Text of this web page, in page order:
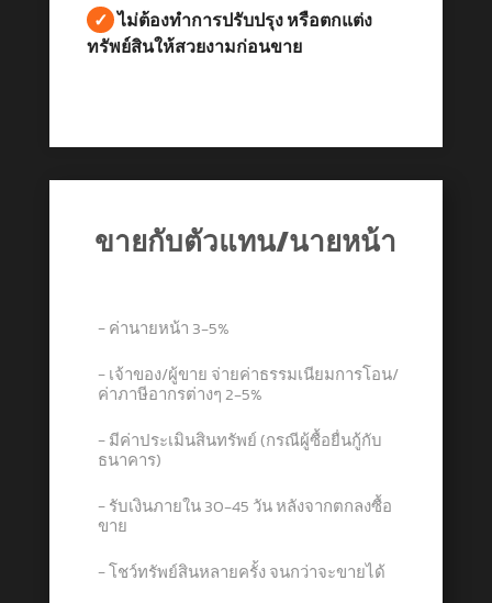
✓ ไม่ต้องทำการปรับปรุง หรือตกแต่ง
ทรัพย์สินให้สวยงามก่อนขาย
ขายกับตัวแทน/นายหน้า
− ค่านายหน้า 3-5%
− เจ้าของ/ผู้ขาย จ่ายค่าธรรมเนียมการโอน/
ค่าภาษีอากรต่างๆ 2-5%
− มีค่าประเมินสินทรัพย์ (กรณีผู้ซื้อยื่นกู้กับ
ธนาคาร)
− รับเงินภายใน 30-45 วัน หลังจากตกลงซื้อ
ขาย
− โชว์ทรัพย์สินหลายครั้ง จนกว่าจะขายได้